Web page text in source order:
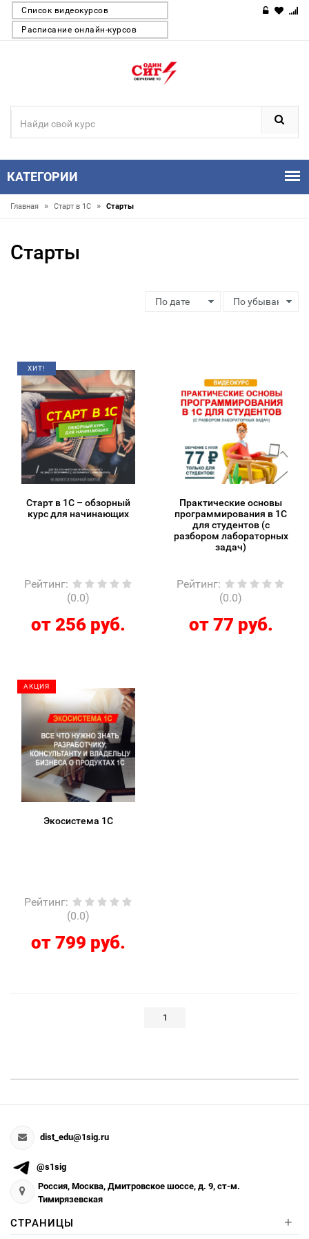
Список видеокурсов
Расписание онлайн-курсов
КАТЕГОРИИ
Главная » Старт в 1С » Старты
Старты
ХИТ!
Старт в 1С – обзорный
курс для начинающих
Рейтинг:
(0.0)
от 256 руб.
Практические основы
программирования в 1С
для студентов (с
разбором лабораторных
задач)
Рейтинг:
(0.0)
от 77 руб.
АКЦИЯ
Экосистема 1С
Рейтинг:
(0.0)
от 799 руб.
1
dist_edu@1sig.ru
@s1sig
Россия, Москва, Дмитровское шоссе, д. 9, ст-м.
Тимирязевская
СТРАНИЦЫ +